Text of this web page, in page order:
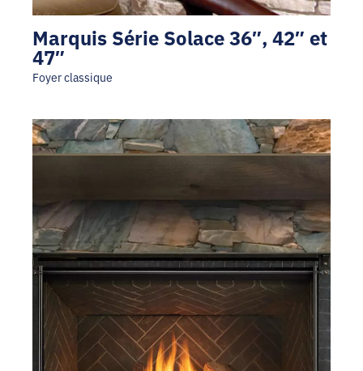
Marquis Série Solace 36″, 42″ et
47″
Foyer classique